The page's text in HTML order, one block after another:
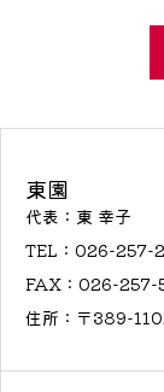
東園
代表：東 幸子
TEL：026-257-
FAX：026-257-
住所：〒389-